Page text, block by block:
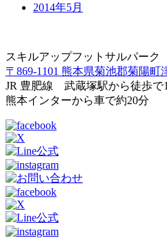
2014年5月
スキルアップフットサルパーク
〒869-1101 熊本県菊池郡菊陽町
JR 豊肥線 武蔵塚駅から徒歩で
熊本インターから車で約20分